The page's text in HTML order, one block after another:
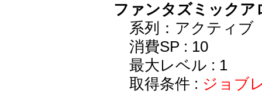
ファンタズミック
系列：アクティブ
消費SP : 10
最大レベル : 1
取得条件 : ジョブ